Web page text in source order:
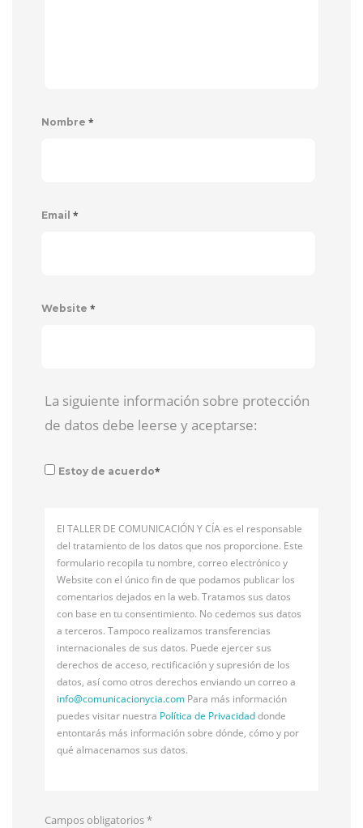
Nombre *
Email *
Website *
La siguiente información sobre protección
de datos debe leerse y aceptarse:
Estoy de acuerdo*
El TALLER DE COMUNICACIÓN Y CÍA es el responsable
del tratamiento de los datos que nos proporcione. Este
formulario recopila tu nombre, correo electrónico y
Website con el único fin de que podamos publicar los
comentarios dejados en la web. Tratamos sus datos
con base en tu consentimiento. No cedemos sus datos
a terceros. Tampoco realizamos transferencias
internacionales de sus datos. Puede ejercer sus
derechos de acceso, rectificación y supresión de los
datos, así como otros derechos enviando un correo a
info@comunicacionycia.com Para más información
puedes visitar nuestra Política de Privacidaddonde
entontarás más información sobre dónde, cómo y por
qué almacenamos sus datos.
Campos obligatorios*